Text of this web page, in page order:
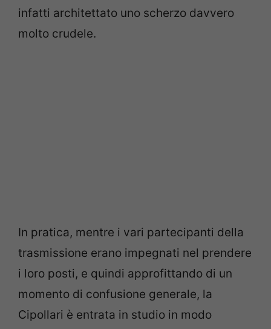
infatti architettato uno scherzo davvero
molto crudele.
In pratica, mentre i vari partecipanti della
trasmissione erano impegnati nel prendere
i loro posti, e quindi approfittando di un
momento di confusione generale, la
Cipollari è entrata in studio in modo